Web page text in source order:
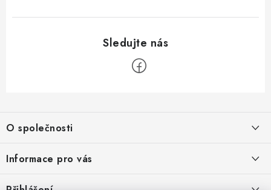
p
a
O společnosti
O nás
Informace pro vás
Obchodní podmínky